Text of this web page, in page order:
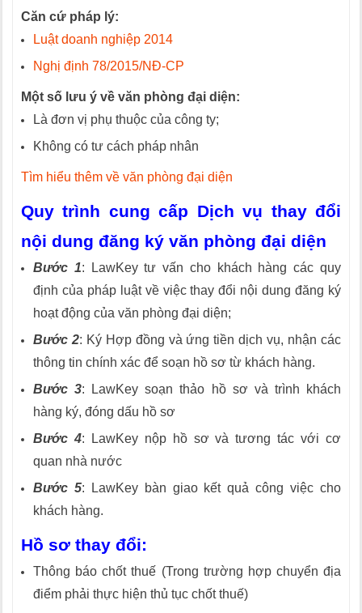
Căn cứ pháp lý:
Luật doanh nghiệp 2014
Nghị định 78/2015/NĐ-CP
Một số lưu ý về văn phòng đại diện:
Là đơn vị phụ thuộc của công ty;
Không có tư cách pháp nhân
Tìm hiểu thêm về văn phòng đại diện
Quy trình cung cấp Dịch vụ thay đổi
nội dung đăng ký văn phòng đại diện
Bước 1: LawKey tư vấn cho khách hàng các quy
định của pháp luật về việc thay đổi nội dung đăng ký
hoạt động của văn phòng đại diện;
Bước 2: Ký Hợp đồng và ứng tiền dịch vụ, nhận các
thông tin chính xác để soạn hồ sơ từ khách hàng.
Bước 3: LawKey soạn thảo hồ sơ và trình khách
hàng ký, đóng dấu hồ sơ
Bước 4: LawKey nộp hồ sơ và tương tác với cơ
quan nhà nước
Bước 5: LawKey bàn giao kết quả công việc cho
khách hàng.
Hồ sơ thay đổi:
Thông báo chốt thuế (Trong trường hợp chuyển địa
điểm phải thực hiện thủ tục chốt thuế)